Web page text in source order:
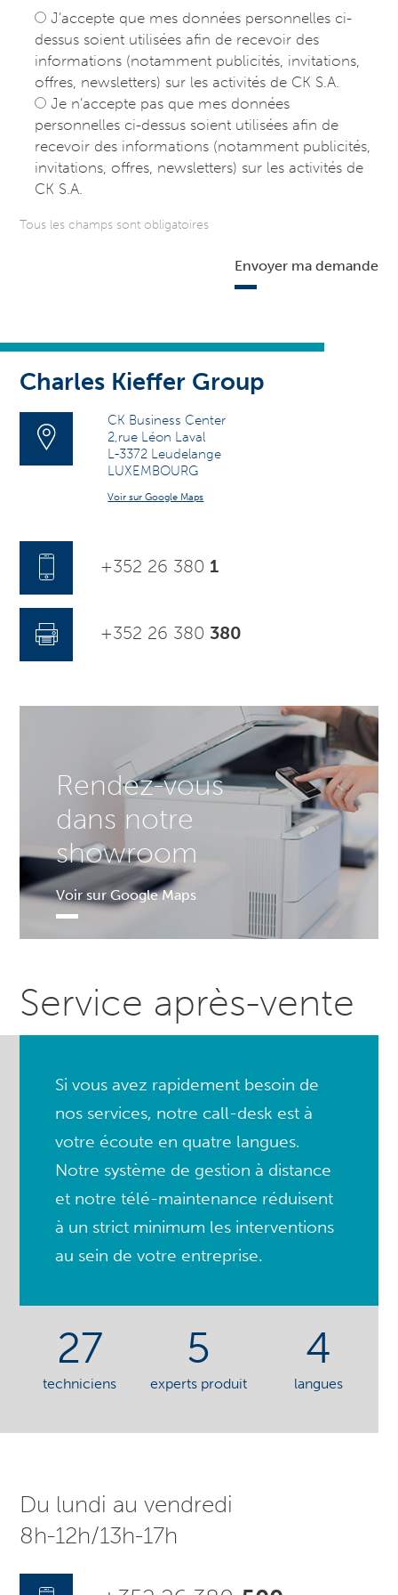
Charles Kieffer Group
CK Business Center
2,rue Léon Laval
L-3372 Leudelange
LUXEMBOURG
Voir sur Google Maps
+352 26 380 1
+352 26 380 380
Rendez-vous
dans notre
showroom
Voir sur Google Maps
J’accepte que mes données personnelles ci-
dessus soient utilisées afin de recevoir des
informations (notamment publicités, invitations,
offres, newsletters) sur les activités de CK S.A.
Je n’accepte pas que mes données
personnelles ci-dessus soient utilisées afin de
recevoir des informations (notamment publicités,
invitations, offres, newsletters) sur les activités de
CK S.A.
Tous les champs sont obligatoires
Envoyer ma demande
Service après-vente
Si vous avez rapidement besoin de
nos services, notre call-desk est à
votre écoute en quatre langues.
Notre système de gestion à distance
et notre télé-maintenance réduisent
à un strict minimum les interventions
au sein de votre entreprise.
27
techniciens
5
experts produit
4
langues
Du lundi au vendredi
8h-12h/13h-17h